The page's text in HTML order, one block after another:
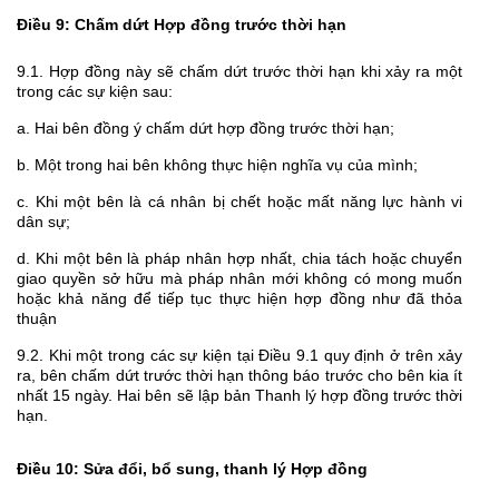
Điều 9: Chấm dứt Hợp đồng trước thời hạn
9.1. Hợp đồng này sẽ chấm dứt trước thời hạn khi xảy ra một
trong các sự kiện sau:
a. Hai bên đồng ý chấm dứt hợp đồng trước thời hạn;
b. Một trong hai bên không thực hiện nghĩa vụ của mình;
c. Khi một bên là cá nhân bị chết hoặc mất năng lực hành vi
dân sự;
d. Khi một bên là pháp nhân hợp nhất, chia tách hoặc chuyển
giao quyền sở hữu mà pháp nhân mới không có mong muốn
hoặc khả năng để tiếp tục thực hiện hợp đồng như đã thỏa
thuận
9.2. Khi một trong các sự kiện tại Điều 9.1 quy định ở trên xảy
ra, bên chấm dứt trước thời hạn thông báo trước cho bên kia ít
nhất 15 ngày. Hai bên sẽ lập bản Thanh lý hợp đồng trước thời
hạn.
Điều 10: Sửa đổi, bổ sung, thanh lý Hợp đồng